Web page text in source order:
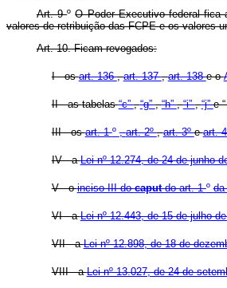
Art. 9ºO Poder Executivo federal fica
valores de retribuição das FCPE e os valores
Art. 10. Ficam revogados:
I - osart. 136,art. 137,art. 138e o
II - astabelas“c”,“g”,“h”,“i”,“j”e
III - osart. 1º,art. 2º,art. 3ºeart.
IV - aLei nº 12.274, de 24 de junho
V - oinciso III docaputdo art. 1º
VI - aLei nº 12.443, de 15 de julho
VII - aLei nº 12.898, de 18 de
VIII - aLei nº 13.027, de 24 de